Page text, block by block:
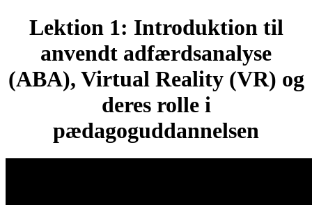
Lektion 1: Introduktion til
anvendt adfærdsanalyse
(ABA), Virtual Reality (VR) og
deres rolle i
pædagoguddannelsen